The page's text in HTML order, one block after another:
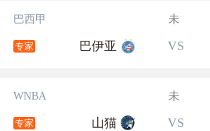
巴西甲 未
专家 巴伊亚 VS
WNBA 未
专家 山猫 VS